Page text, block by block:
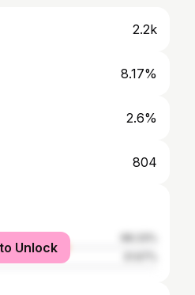
2.2k
8.17%
2.6%
804
Unlock